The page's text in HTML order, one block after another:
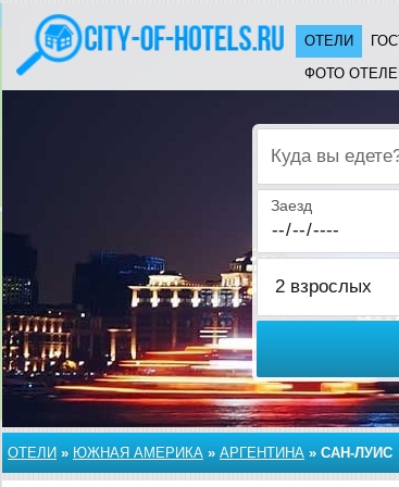
ОТЕЛИ
ФОТО
Куда вы едете?
Заезд
ОТЕЛИ » ЮЖНАЯ АМЕРИКА » АРГЕНТИНА » САН-ЛУИС